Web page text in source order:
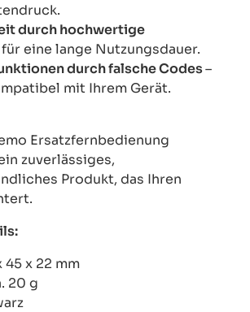
durch hochwertige
für eine lange Nutzungsdauer.
durch falsche Codes–
mit Ihrem Gerät.
Ersatzfernbedienung
zuverlässiges,
Produkt, das Ihren
45 x 22 mm
20 g